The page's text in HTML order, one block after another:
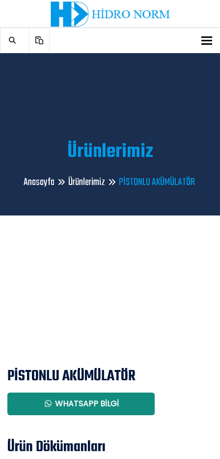
Ürünlerimiz
Anasayfa Ürünlerimiz PİSTONLU AKÜMÜLATÖR
PİSTONLU AKÜMÜLATÖR
WHATSAPP BILGI
Ürün Dökümanları